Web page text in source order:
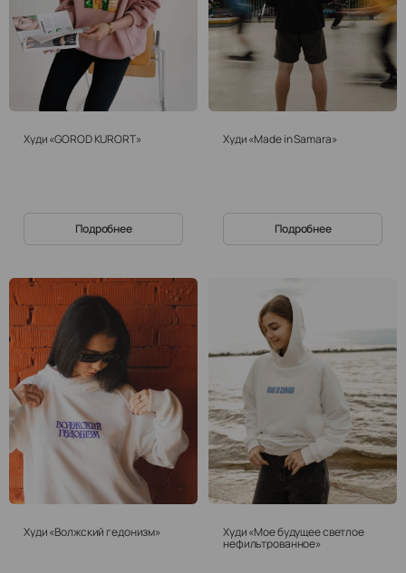
Худи «GOROD KURORT»
Подробнее
Худи «Made in Samara»
Подробнее
Худи «Волжский гедонизм» Худи «Мое будущее светлое
нефильтрованное»